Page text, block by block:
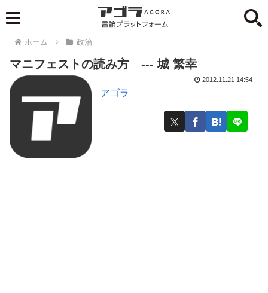
ホーム 政治
マニフェストの読み方 --- 城 繁幸
アゴラ
2012.11.21 14:54